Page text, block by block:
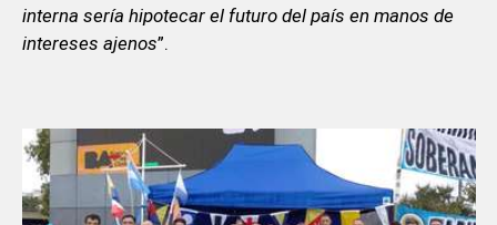
interna sería hipotecar el futuro del país en manos de
intereses ajenos”.